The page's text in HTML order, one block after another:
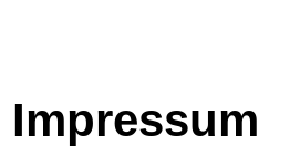
Impressum